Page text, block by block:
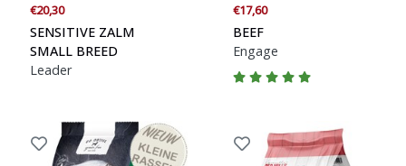
€20,30
SENSITIVE ZALM
SMALL BREED
Leader
€17,60
BEEF
Engage